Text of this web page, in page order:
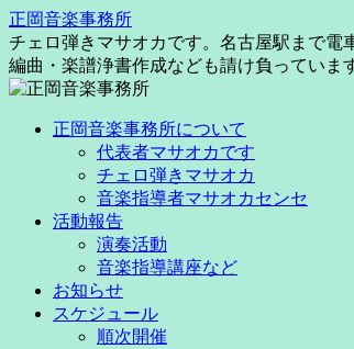
コ
ン
テ
ン
正岡音楽事務所
チェロ弾きマサオカです。名古屋駅まで電
編曲・楽譜浄書作成なども請け負っていま
正岡音楽事務所について
代表者マサオカです
チェロ弾きマサオカ
音楽指導者マサオカセンセ
活動報告
演奏活動
音楽指導講座など
お知らせ
スケジュール
順次開催